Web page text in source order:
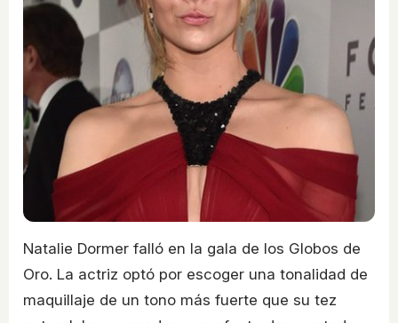
Natalie Dormer falló en la gala de los Globos de
Oro. La actriz optó por escoger una tonalidad de
maquillaje de un tono más fuerte que su tez